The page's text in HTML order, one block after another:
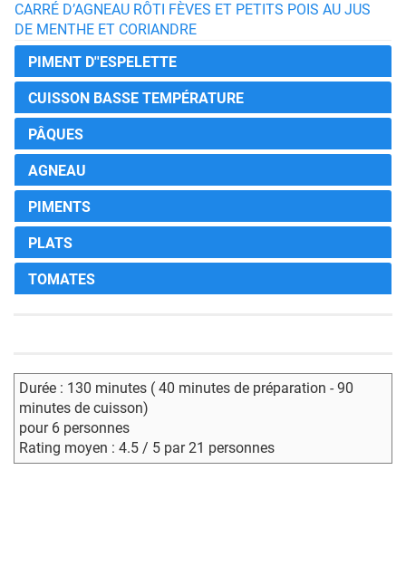
CARRÉ D’AGNEAU RÔTI FÈVES ET PETITS POIS AU JUS
DE MENTHE ET CORIANDRE
PIMENT D''ESPELETTE
CUISSON BASSE TEMPÉRATURE
PÂQUES
AGNEAU
PIMENTS
PLATS
TOMATES
Durée : 130 minutes ( 40 minutes de préparation - 90
minutes de cuisson)
pour 6 personnes
Rating moyen : 4.5 / 5 par 21 personnes